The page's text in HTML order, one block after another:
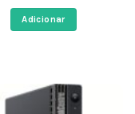
era:
749,00 €.
Adicionar